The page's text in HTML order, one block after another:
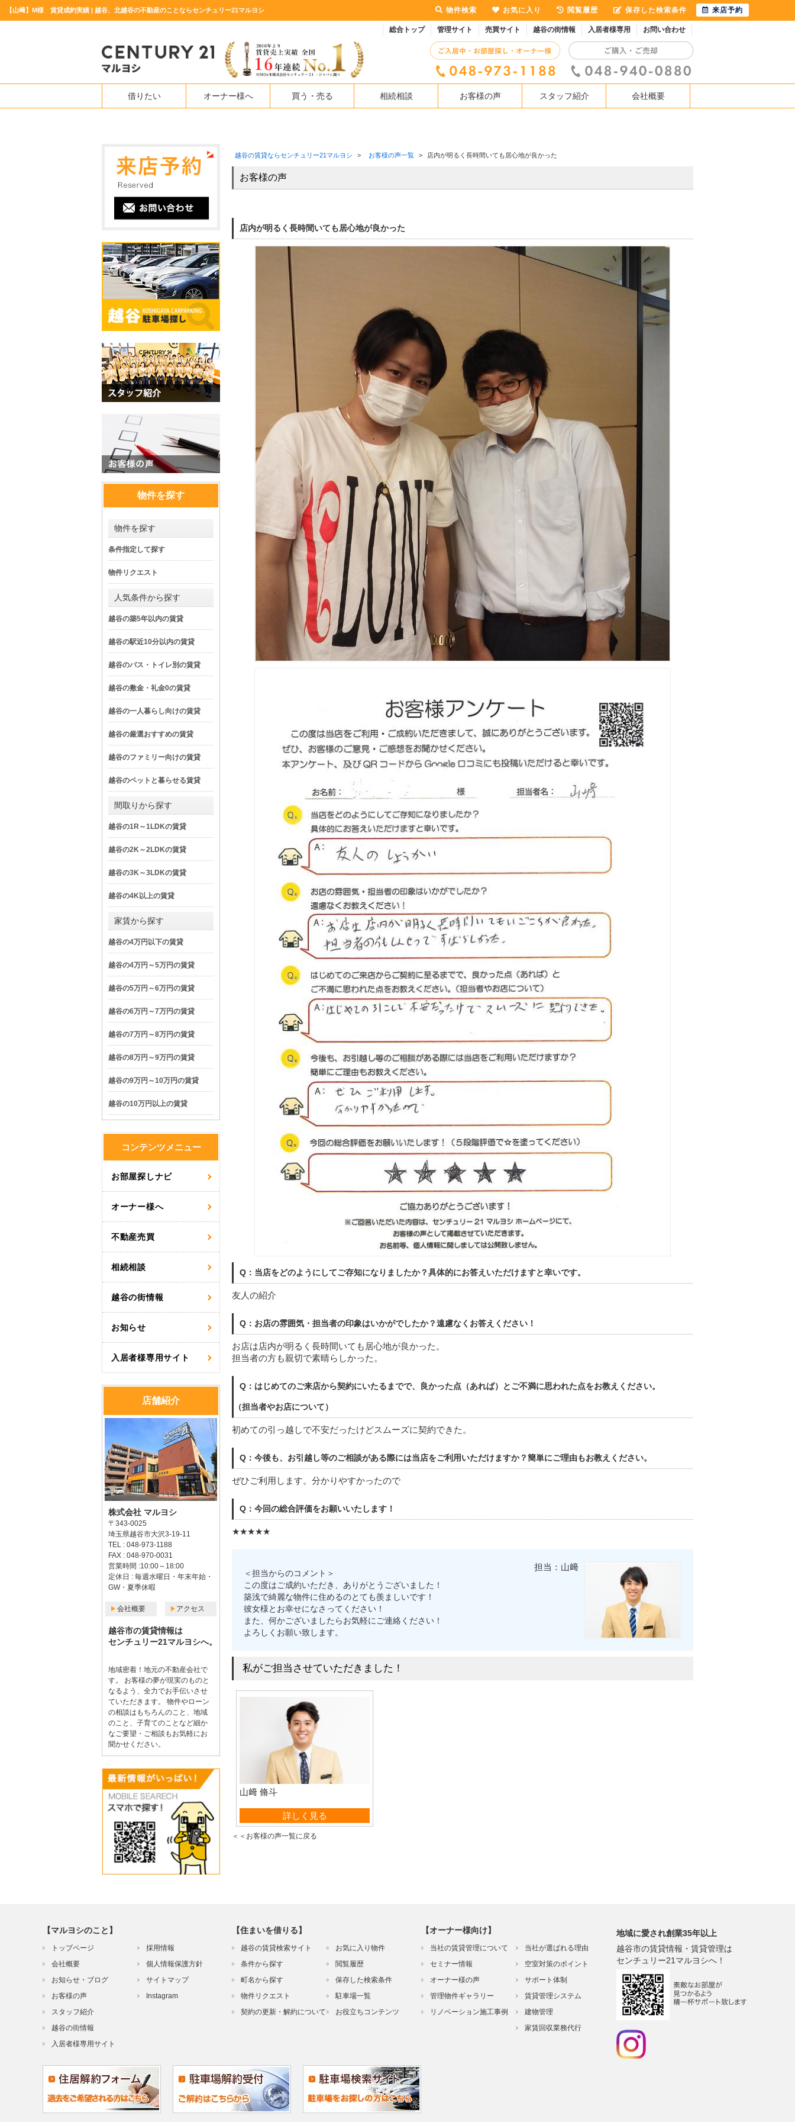
【山﨑】M様 賃貸成約実績 | 越谷、北越谷の不動産のことならセンチュリー21マルヨシ
総合トップ 管理サイト 売買サイト 越谷の街情報 入居者様専用 お問い合わせ
借りたい オーナー様へ 買う・売る 相続相談 お客様の声 スタッフ紹介 会社概要
越谷の賃貸ならセンチュリー21マルヨシ > お客様の声一覧 > 店内が明るく長時間いても居心地が良かった
お客様の声
店内が明るく長時間いても居心地が良かった
Q：当店をどのようにしてご存知になりましたか？具体的にお答えいただけますと幸いです。
友人の紹介
Q：お店の雰囲気・担当者の印象はいかがでしたか？遠慮なくお答えください！
お店は店内が明るく長時間いても居心地が良かった。
担当者の方も親切で素晴らしかった。
Q：はじめてのご来店から契約にいたるまでで、良かった点（あれば）とご不満に思われた点をお教えください。
（担当者やお店について）
初めての引っ越しで不安だったけどスムーズに契約できた。
Q：今後も、お引越し等のご相談がある際には当店をご利用いただけますか？簡単にご理由もお教えください。
ぜひご利用します。分かりやすかったので
Q：今回の総合評価をお願いいたします！
★★★★★
＜担当からのコメント＞
この度はご成約いただき、ありがとうございました！
築浅で綺麗な物件に住めるのとても羨ましいです！
彼女様とお幸せになさってください！
また、何かございましたらお気軽にご連絡ください！
よろしくお願い致します。
担当：山﨑
私がご担当させていただきました！
山﨑 脩斗
資産管理部詳しく見る
＜＜お客様の声一覧に戻る
物件を探す
物件を探す
条件指定して探す
物件リクエスト
人気条件から探す
越谷の築5年以内の賃貸
越谷の駅近10分以内の賃貸
越谷のバス・トイレ別の賃貸
越谷の敷金・礼金0の賃貸
越谷の一人暮らし向けの賃貸
越谷の厳選おすすめの賃貸
越谷のファミリー向けの賃貸
越谷のペットと暮らせる賃貸
間取りから探す
越谷の1R～1LDKの賃貸
越谷の2K～2LDKの賃貸
越谷の3K～3LDKの賃貸
越谷の4K以上の賃貸
家賃から探す
越谷の4万円以下の賃貸
越谷の4万円～5万円の賃貸
越谷の5万円～6万円の賃貸
越谷の6万円～7万円の賃貸
越谷の7万円～8万円の賃貸
越谷の8万円～9万円の賃貸
越谷の9万円～10万円の賃貸
越谷の10万円以上の賃貸
コンテンツメニュー
お部屋探しナビ
オーナー様へ
不動産売買
相続相談
越谷の街情報
お知らせ
入居者様専用サイト
店舗紹介
株式会社 マルヨシ
〒343-0025
埼玉県越谷市大沢3-19-11
TEL : 048-973-1188
FAX : 048-970-0031
営業時間 :10:00～18:00
定休日 : 毎週水曜日・年末年始・
GW・夏季休暇
会社概要 アクセス
越谷市の賃貸情報は
センチュリー21マルヨシへ。
地域密着！地元の不動産会社で
す。 お客様の夢が現実のものと
なるよう、全力でお手伝いさせ
ていただきます。 物件やローン
の相談はもちろんのこと、地域
のこと、子育てのことなど細か
なご要望・ご相談もお気軽にお
聞かせください。
【マルヨシのこと】
トップページ
会社概要
お知らせ・ブログ
お客様の声
スタッフ紹介
越谷の街情報
入居者様専用サイト
採用情報
個人情報保護方針
サイトマップ
Instagram
【住まいを借りる】
越谷の賃貸検索サイト
条件から探す
町名から探す
物件リクエスト
契約の更新・解約について
お気に入り物件
閲覧履歴
保存した検索条件
駐車場一覧
お役立ちコンテンツ
【オーナー様向け】
当社の賃貸管理について
セミナー情報
オーナー様の声
管理物件ギャラリー
リノベーション施工事例
当社が選ばれる理由
空室対策のポイント
サポート体制
賃貸管理システム
建物管理
家賃回収業務代行
地域に愛され創業35年以上
越谷市の賃貸情報・賃貸管理は
センチュリー21マルヨシへ！
物件検索 お気に入り 閲覧履歴 保存した検索条件 来店予約